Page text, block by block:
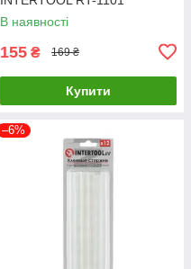
LuxPrice
В наявності
155 ₴ 169 ₴
Купити
–6%